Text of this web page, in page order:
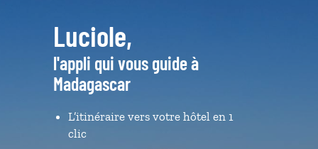
Luciole,
l'appli qui vous guide à
Madagascar
L’itinéraire vers votre hôtel en 1
clic